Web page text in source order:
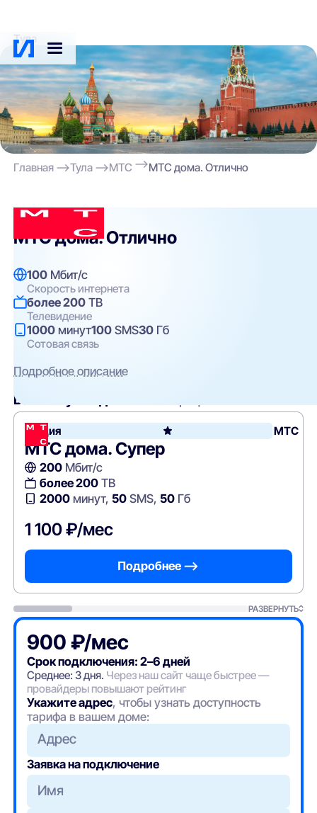
Тула
Главная Тула МТС МТС дома. Отлично
МТС
МТС дома. Отлично
100 Мбит/с
Скорость интернета
более 200 ТВ
Телевидение
1000 минут100 SMS30 Гб
Сотовая связь
Подробное описание
Вам могут подойти
Акция МТС
МТС дома. Супер
200Мбит/с
более 200ТВ
2000минут, 50SMS, 50Гб
1 100 ₽/мес
Подробнее —>
РАЗВЕРНУТЬ
900 ₽/мес
Срок подключения: 2–6 дней
Среднее: 3 дня. Через наш сайт чаще быстрее —
провайдеры повышают рейтинг
Укажите адрес, чтобы узнать доступность
тарифа в вашем доме:
Адрес
Заявка на подключение